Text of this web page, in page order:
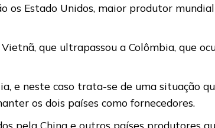
os Estado Unidos, maior produtor
que ultrapassou a Colômbia, que
e neste caso trata-se de uma situação
os dois países como fornecedores.
pela China e outros países produtores